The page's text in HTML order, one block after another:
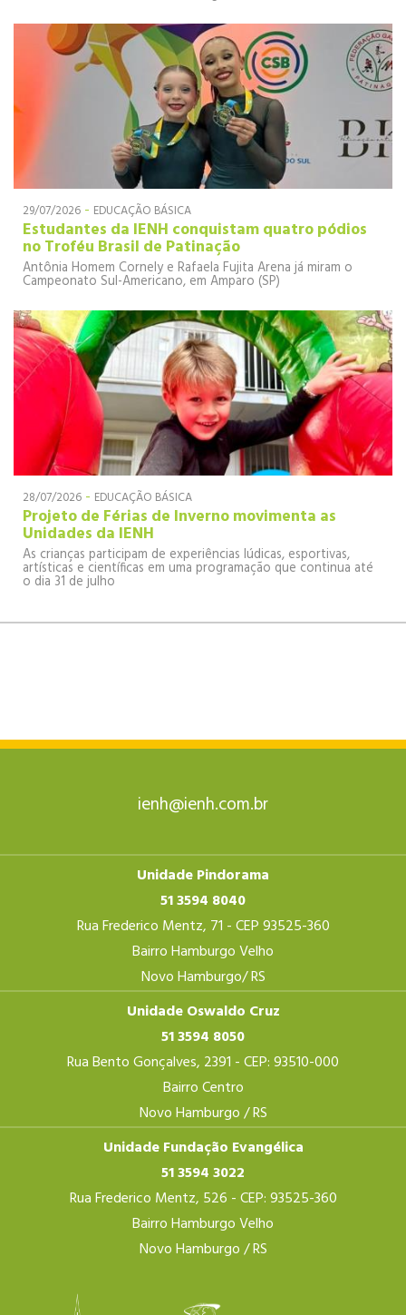
29/07/2026 - EDUCAÇÃO BÁSICA
Estudantes da IENH conquistam quatro pódios
no Troféu Brasil de Patinação
Antônia Homem Cornely e Rafaela Fujita Arena já miram o
Campeonato Sul-Americano, em Amparo (SP)
28/07/2026 - EDUCAÇÃO BÁSICA
Projeto de Férias de Inverno movimenta as
Unidades da IENH
As crianças participam de experiências lúdicas, esportivas,
artísticas e científicas em uma programação que continua até
o dia 31 de julho
ienh@ienh.com.br
Unidade Pindorama
51 3594 8040
Rua Frederico Mentz, 71 - CEP 93525-360
Bairro Hamburgo Velho
Novo Hamburgo/ RS
Unidade Oswaldo Cruz
51 3594 8050
Rua Bento Gonçalves, 2391 - CEP: 93510-000
Bairro Centro
Novo Hamburgo / RS
Unidade Fundação Evangélica
51 3594 3022
Rua Frederico Mentz, 526 - CEP: 93525-360
Bairro Hamburgo Velho
Novo Hamburgo / RS